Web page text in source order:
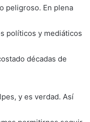
peligroso. En plena
políticos y mediáticos
décadas de
y es verdad. Así